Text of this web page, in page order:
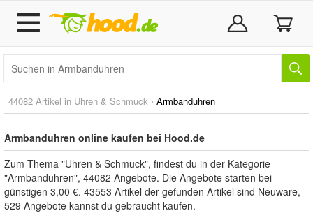
44082 Artikel in Uhren & Schmuck › Armbanduhren
Armbanduhren online kaufen bei Hood.de
Zum Thema "Uhren & Schmuck", findest du in der Kategorie
"Armbanduhren", 44082 Angebote. Die Angebote starten bei
günstigen 3,00 €. 43553 Artikel der gefunden Artikel sind Neuware,
529 Angebote kannst du gebraucht kaufen.